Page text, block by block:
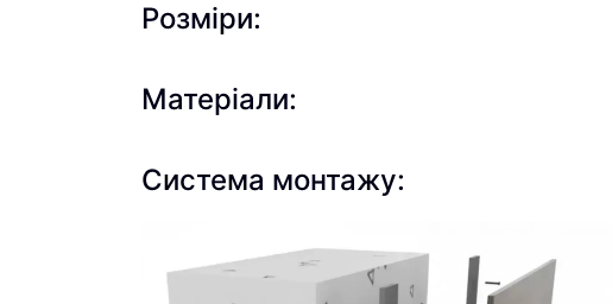
Розміри:
Матеріали:
Система монтажу: